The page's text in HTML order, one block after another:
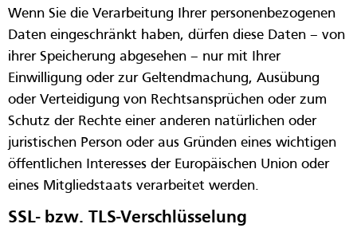
Wenn Sie die Verarbeitung Ihrer personenbezogenen
Daten eingeschränkt haben, dürfen diese Daten – von
ihrer Speicherung abgesehen – nur mit Ihrer
Einwilligung oder zur Geltendmachung, Ausübung
oder Verteidigung von Rechtsansprüchen oder zum
Schutz der Rechte einer anderen natürlichen oder
juristischen Person oder aus Gründen eines wichtigen
öffentlichen Interesses der Europäischen Union oder
eines Mitgliedstaats verarbeitet werden.
SSL- bzw. TLS-Verschlüsselung